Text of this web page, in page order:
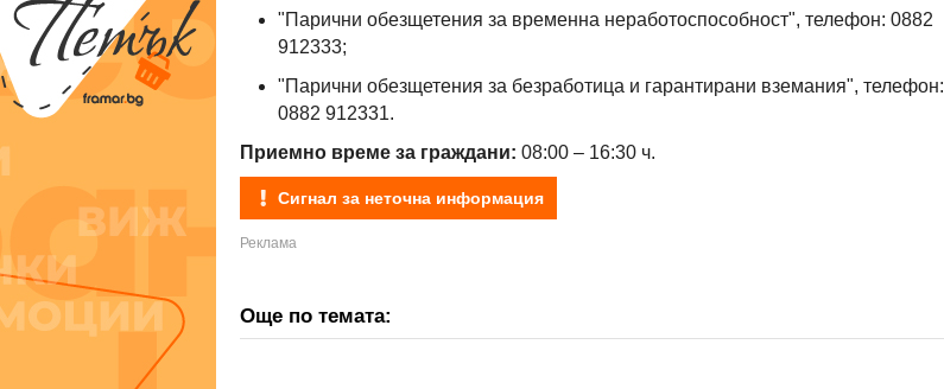
"Парични обезщетения за временна неработоспособност", телефон: 0882
912333;
"Парични обезщетения за безработица и гарантирани вземания", телефон:
0882 912331.
Приемно време за граждани: 08:00 – 16:30 ч.
Сигнал за неточна информация
Още по темата: